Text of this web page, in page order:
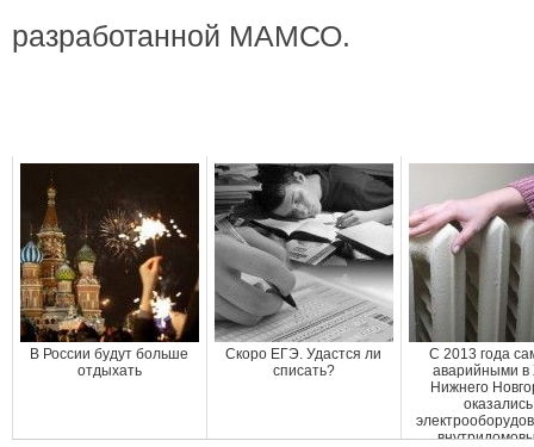
разработанной МАМСО.
В России будут больше
отдыхать
Скоро ЕГЭ. Удастся ли
списать?
С 2013 года
аварийными
Нижнего
оказались